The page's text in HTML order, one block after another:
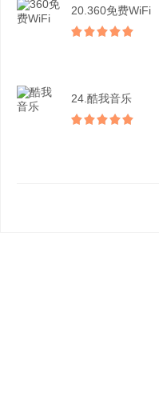
20.360免费WiFi
24.酷我音乐